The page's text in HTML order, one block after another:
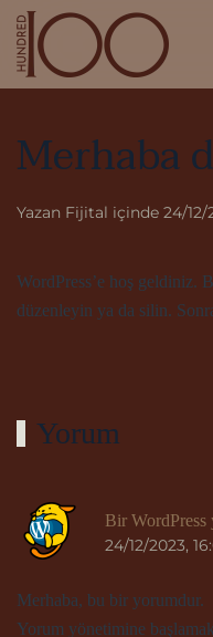
Skip to main content
Merhaba
Yazan Fijital içinde 24/12/
WordPress’e hoş geldiniz.
düzenleyin ya da silin.
Yorum
Bir WordPress
24/12/2023,
Merhaba, bu bir yorumdur.
Yorum yönetimine